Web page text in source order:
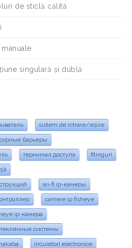
de sticlă călită
singulară și dublă
sistem de intrare/ieșire
барьеры
терминал доступа fitinguri
wi-fi ip-камеры
camere ip fisheye
ip-камера
системы
încuietori electronice